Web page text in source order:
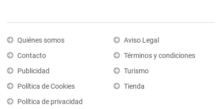
Quiénes somos
Contacto
Publicidad
Política de Cookies
Política de privacidad
Aviso Legal
Términos y condiciones
Turismo
Tienda